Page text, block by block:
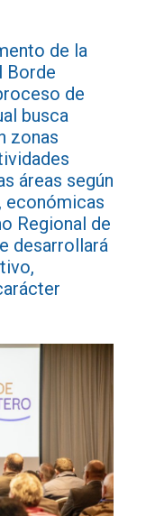
de la
Borde
de
busca
zonas
áreas según
económicas
Regional de
desarrollará